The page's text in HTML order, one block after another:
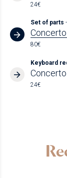
24€
Set of parts
80€
Keyboard
24€